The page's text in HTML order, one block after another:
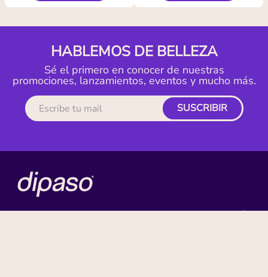
HABLEMOS DE BELLEZA
Sé el primero en conocer de nuestras
promociones, lanzamientos, eventos y mucho más.
SUSCRIBIR
MI CUENTA